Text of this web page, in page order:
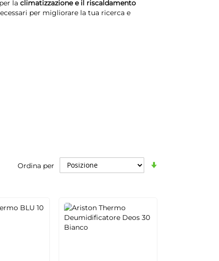
la climatizzazione e il riscaldamento
per migliorare la tua ricerca e
Ordina per